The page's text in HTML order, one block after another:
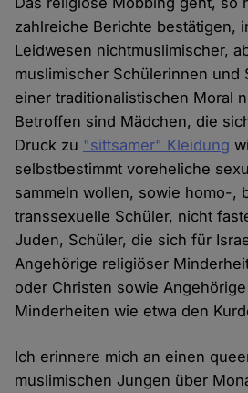
zahlreiche Berichte bestätigen,
Leidwesen nichtmuslimischer,
muslimischer Schülerinnen und
einer traditionalistischen Moral
Betroffen sind Mädchen, die
Druck zu "sittsamer" Kleidung
selbstbestimmt voreheliche
sammeln wollen, sowie homo-,
transsexuelle Schüler, nicht
Juden, Schüler, die sich für
Angehörige religiöser
oder Christen sowie
Minderheiten wie etwa den
Ich erinnere mich an einen
muslimischen Jungen über